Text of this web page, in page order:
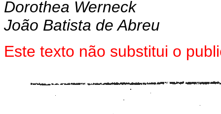
Dorothea Werneck
João Batista de Abreu
Este texto não substitui o